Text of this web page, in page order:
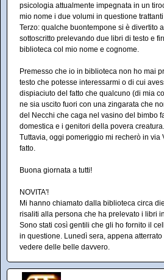
psicologia attualmente impegnata in un
mio nome i due volumi in questione
Terzo: qualche buontempone si è divertito
sottoscritto prelevando due libri di testo e
biblioteca col mio nome e cognome.
Premesso che io in biblioteca non ho mai
testo che potesse interessarmi o di cui
dispiaciuto del fatto che qualcuno (di mia
ne sia uscito fuori con una zingarata che
del Necchi che caga nel vasino del bimbo
domestica e i genitori della povera creatura.
Tuttavia, oggi pomeriggio mi recherò in via
fatto.
Buona giornata a tutti!
NOVITA'!
Mi hanno chiamato dalla biblioteca circa
risaliti alla persona che ha prelevato i libri
Sono stati così gentili che gli ho fornito il
in questione. Lunedì sera, appena
vedere delle belle davvero.